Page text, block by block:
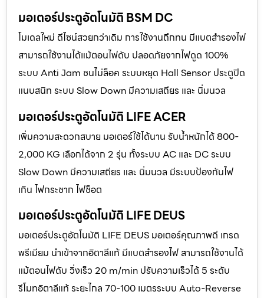
มอเตอร์ประตูอัตโนมัติ BSM DC
โมเดลใหม่ ดีไซน์สวยกว่าเดิม การใช้งานถึกทน มีแบตสำรองไฟ
สามารถใช้งานได้แม้ตอนไฟดับ ปลอดภัยจากไฟดูด 100%
ระบบ Anti Jam ชนไม่ล็อค ระบบหยุด Hall Sensor ประตูปิด
แนบสนิท ระบบ Slow Down มีความเสถียร และ นิ่มนวล
มอเตอร์ประตูอัตโนมัติ LIFE ACER
เพิ่มความสะดวกสบาย มอเตอร์ใช้ได้นาน รับน้ำหนักได้ 800-
2,000 KG เลือกได้จาก 2 รุ่น ทั้งระบบ AC และ DC ระบบ
Slow Down มีความเสถียร และ นิ่มนวล มีระบบป้องกันไฟ
เกิน ไฟกระชาก ไฟช็อต
มอเตอร์ประตูอัตโนมัติ LIFE DEUS
มอเตอร์ประตูอัตโนมัติ LIFE DEUS มอเตอร์คุณภาพดี เกรด
พรีเมียม นำเข้าจากอิตาลีแท้ มีแบตสำรองไฟ สามารถใช้งานได้
แม้ตอนไฟดับ วิ่งเร็ว 20 m/min ปรับความเร็วได้ 5 ระดับ
รีโมทอิตาลีแท้ ระยะไกล 70-100 เมตรระบบ Auto-Reverse